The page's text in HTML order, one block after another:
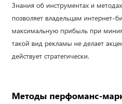
Знания об инструментах и
позволяет владельцам интернет-
максимальную прибыль при
такой вид рекламы не делает
действует стратегически.
Методы перфоманс-